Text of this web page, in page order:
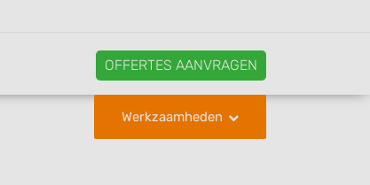
OFFERTES AANVRAGEN
Werkzaamheden